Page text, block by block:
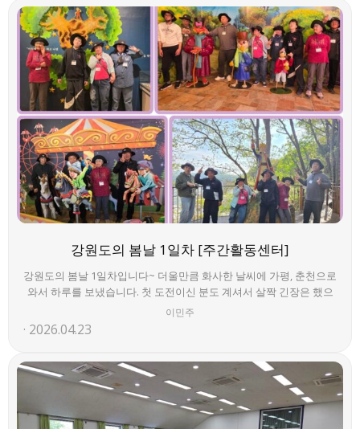
강원도의 봄날 1일차 [주간활동센터]
강원도의 봄날 1일차입니다~ 더울만큼 화사한 날씨에 가평, 춘천으로
와서 하루를 보냈습니다. 첫 도전이신 분도 계셔서 살짝 긴장은 했으
나, 아주 잘 지내시고, 좋아하셔서 참 뿌듯합니다~ 분주한 1일차를 무
사히 보냅니다. 2일차 기대해주세요~^^ Living Life~ Loving Life~
이민주
2026.04.23